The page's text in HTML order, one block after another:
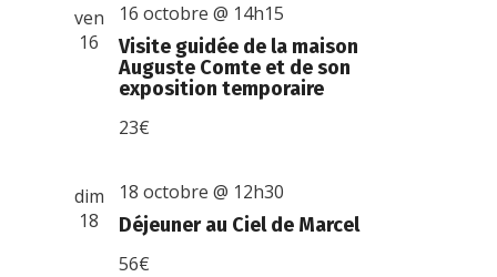
ven
16
Visite guidée de la maison
Auguste Comte et de son
exposition temporaire
16 octobre @ 14h15
23€
dim
18
Déjeuner au Ciel de Marcel
18 octobre @ 12h30
56€